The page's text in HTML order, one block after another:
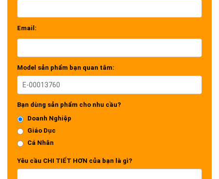
Email:
Model sản phẩm bạn quan tâm:
Bạn dùng sản phẩm cho nhu cầu?
Doanh Nghiệp
Giáo Dục
Cá Nhân
Yêu cầu CHI TIẾT HƠN của bạn là gì?